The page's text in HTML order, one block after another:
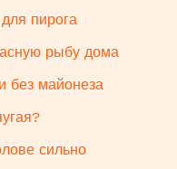
пирога
рыбу дома
без майонеза
сильно